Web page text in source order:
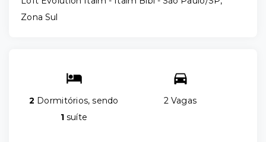
Zona Sul
2 Dormitórios, sendo
1 suíte
2 Vagas